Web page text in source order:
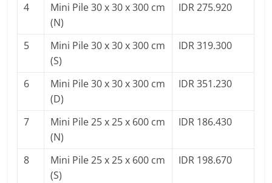
4
Mini Pile 30 x 30 x 300 cm
(N)
IDR 275.920
5
Mini Pile 30 x 30 x 300 cm
(S)
IDR 319.300
6
Mini Pile 30 x 30 x 300 cm
(D)
IDR 351.230
7
Mini Pile 25 x 25 x 600 cm
(N)
IDR 186.430
8
Mini Pile 25 x 25 x 600 cm
(S)
IDR 198.670